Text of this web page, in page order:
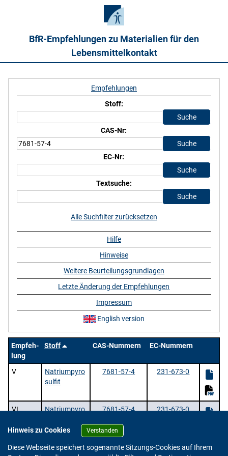
BfR-Empfehlungen zu Materialien für den
Lebensmittelkontakt
Empfeh-
lung
Stoff CAS-Nummern EC-Nummern
V
Natriumpyro
sulfit
7681-57-4 231-673-0
VI
Natriumpyro
7681-57-4 231-673-0
2 Stoffe | / 1 | Zeige pro Seite.
Empfehlungen
Stoff:
CAS-Nr:
EC-Nr:
Textsuche:
Alle Suchfilter zurücksetzen
Hilfe
Hinweise
Weitere Beurteilungsgrundlagen
Letzte Änderung der Empfehlungen
Impressum
English version
Hinweis zu Cookies Verstanden
Diese Webseite speichert sogenannte Sitzungs-Cookies auf Ihrem